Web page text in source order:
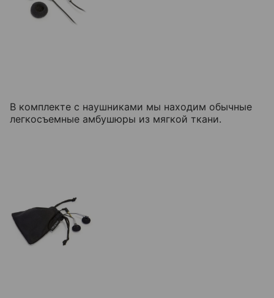
В комплекте с наушниками мы находим обычные
легкосъемные амбушюры из мягкой ткани.